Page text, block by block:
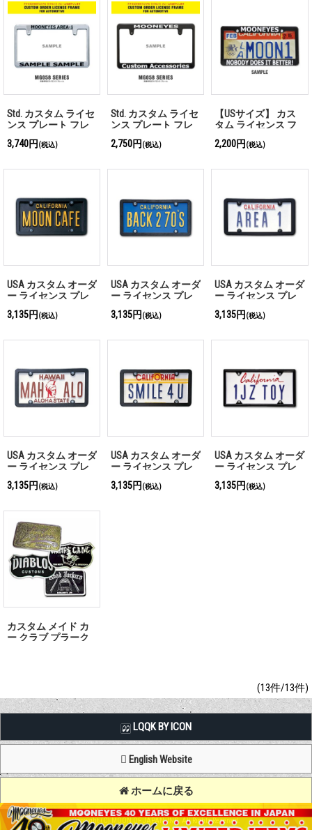
Std. カスタム ライセ
ンス プレート フレ
【MG058】
3,740円 (税込)
Std. カスタム ライセ
ンス プレート フレ
【MG058】
2,750円 (税込)
【USサイズ】 カス
タム ライセンス フ
ラック
2,200円 (税込)
USA カスタム オーダ
ー ライセンス プレ
ア ブラック
3,135円 (税込)
USA カスタム オーダ
ー ライセンス プレ
ア ブルー
3,135円 (税込)
USA カスタム オーダ
ー ライセンス プレ
ア ホワイト
3,135円 (税込)
USA カスタム オーダ
ー ライセンス プレ
ステート
3,135円 (税込)
USA カスタム オーダ
ー ライセンス プレ
ア ゴールデン ステ
3,135円 (税込)
USA カスタム オーダ
ー ライセンス プレ
ア 筆記体
3,135円 (税込)
カスタム メイド カ
ー クラブ プラーク
(13件/13件)
LQQK BY ICON
English Website
ホームに戻る
Copyright (C) MOON OF JAPAN, INC. All Rights Reserved.